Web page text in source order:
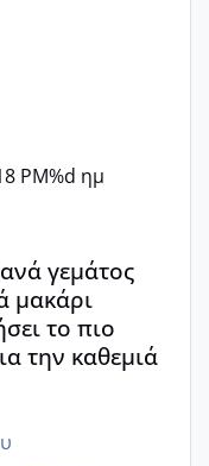
PM%d ημ
και ανεμελιά
γεμάτος
μακάρι
το πιο
την καθεμιά